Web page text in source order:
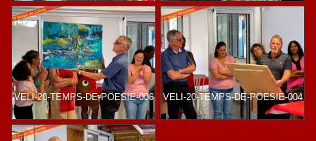
VELI-20-TEMPS-DE-POESIE-006 VELI-20-TEMPS-DE-POESIE-004